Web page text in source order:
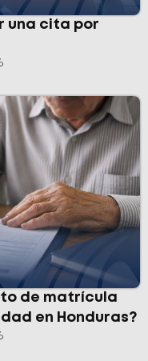
una cita por
de matrícula
en Honduras?